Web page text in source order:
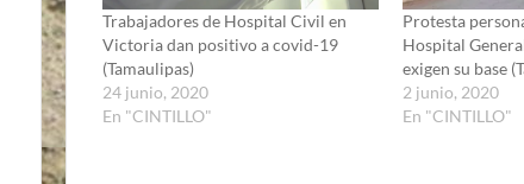
Trabajadores de Hospital Civil en
Victoria dan positivo a covid-19
(Tamaulipas)
24 junio, 2020
En "CINTILLO"
Protesta
Hospital
exigen su base
2 junio, 2020
En "CINTILLO"